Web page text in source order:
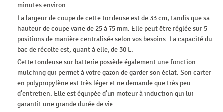
minutes environ.
La largeur de coupe de cette tondeuse est de 33 cm, tandis que sa
hauteur de coupe varie de 25 à 75 mm. Elle peut être réglée sur 5
positions de manière centralisée selon vos besoins. La capacité du
bac de récolte est, quant à elle, de 30 L.
Cette tondeuse sur batterie possède également une fonction
mulching qui permet à votre gazon de garder son éclat. Son carter
en polypropylène est très léger et ne demande que très peu
d'entretien. Elle est équipée d'un moteur à induction qui lui
garantit une grande durée de vie.